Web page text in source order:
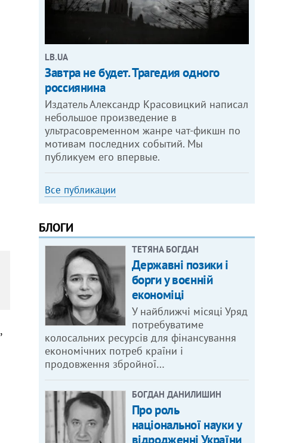
,
LB.UA
Завтра не будет. Трагедия одного
россиянина
Издатель Александр Красовицкий написал
небольшое произведение в
ультрасовременном жанре чат-фикшн по
мотивам последних событий. Мы
публикуем его впервые.
Все публикации
БЛОГИ
ТЕТЯНА БОГДАН
Державні позики і
борги у воєнній
економіці
У найближчі місяці Уряд
потребуватиме
колосальних ресурсів для фінансування
економічних потреб країни і
продовження збройної…
БОГДАН ДАНИЛИШИН
Про роль
національної науки у
відродженні України